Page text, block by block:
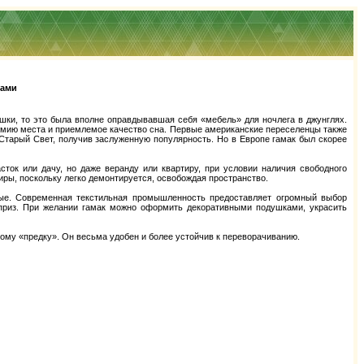
то это была вполне оправдывавшая себя «мебель» для ночлега в джунглях.
места и приемлемое качество сна. Первые американские переселенцы также
Свет, получив заслуженную популярность. Но в Европе гамак был скорее
или дачу, но даже веранду или квартиру, при условии наличия свободного
поскольку легко демонтируется, освобождая пространство.
Современная текстильная промышленность предоставляет огромный выбор
При желании гамак можно оформить декоративными подушками, украсить
«предку». Он весьма удобен и более устойчив к переворачиванию.